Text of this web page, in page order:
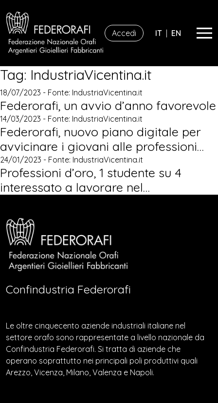
Accedi IT | EN
Tag: IndustriaVicentina.it
18/07/2023 - Fonte: IndustriaVicentina.it
Federorafi, un avvio d’anno favorevole
14/03/2023 - Fonte: IndustriaVicentina.it
Federorafi, nuovo piano digitale per
avvicinare i giovani alle professioni…
24/01/2023 - Fonte: IndustriaVicentina.it
Professioni d’oro, 1 studente su 4
interessato a lavorare nel…
Confindustria Federorafi
Le oltre cinquecento aziende industriali italiane nel
settore orafo sono rappresentate a livello nazionale da
Confindustria Federorafi. Si tratta di aziende che
operano soprattutto nei principali poli produttivi quali
Arezzo, Vicenza, Milano, Valenza e Napoli.